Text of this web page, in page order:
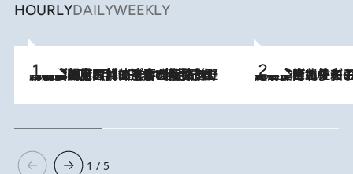
HOURLYDAILYWEEKLY
2026.8.8
「最後に見られてよかった」上野動物園の東園パンダ舎が解体前に特別公開。8月16日まで延長されたパネル展と共に辿る“半世紀”のパンダ飼育《解体工事の図面あり》 2026.8.3
《「文士の子ども被害者の会」発足！》阿川佐和子（72）が語る遠藤周作に北杜夫、劇作家・矢代静一の子どもたちの“文豪プライベート事件簿”
1 / 5